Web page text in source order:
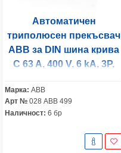
Автоматичен
триполюсен прекъсвач
ABB за DIN шина крива
C 63 A, 400 V, 6 kA, 3P,
Марка: ABB
Арт № 028 ABB 499
Наличност: 6 бр